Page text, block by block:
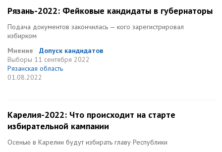
Рязань-2022: Фейковые кандидаты в губернаторы
Подача документов закончилась — кого зарегистрировал
избирком
Мнение
Допуск кандидатов
Выборы 11 сентября 2022
Рязанская область
01.08.2022
Карелия-2022: Что происходит на старте
избирательной кампании
Осенью в Карелии будут избирать главу Республики